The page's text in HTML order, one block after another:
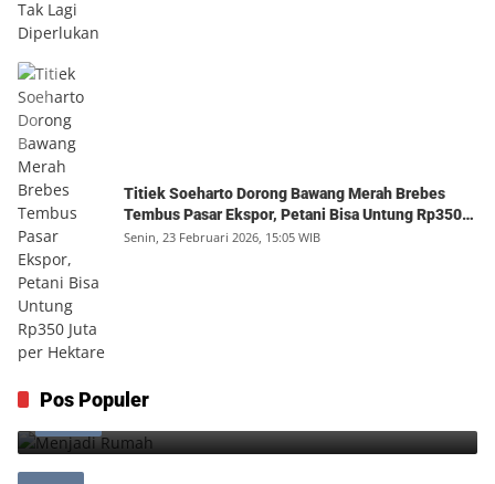
Titiek Soeharto Dorong Bawang Merah Brebes
Tembus Pasar Ekspor, Petani Bisa Untung Rp350
Juta per Hektare
Senin, 23 Februari 2026, 15:05 WIB
Pos Populer
1 Menjadi Rumah